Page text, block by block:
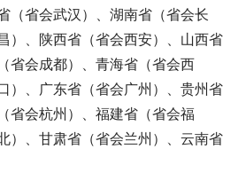
（省会武汉）、湖南省（省会长
）、陕西省（省会西安）、山西省
省会成都）、青海省（省会西
）、广东省（省会广州）、贵州省
省会杭州）、福建省（省会福
）、甘肃省（省会兰州）、云南省